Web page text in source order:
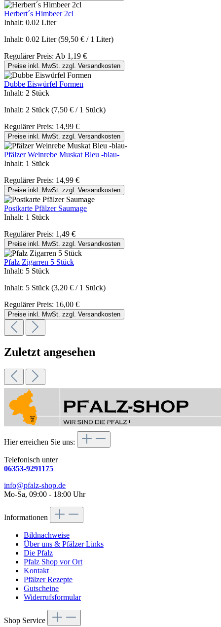
Herbert´s Himbeer 2cl
Inhalt: 0.02 Liter
Inhalt: 0.02 Liter(59,50 € / 1 Liter)
Regulärer Preis: Ab 1,19 €
Preise inkl. MwSt. zzgl. Versandkosten
Dubbe Eiswürfel Formen
Inhalt: 2 Stück
Inhalt: 2 Stück (7,50 € / 1 Stück)
Regulärer Preis: 14,99 €
Preise inkl. MwSt. zzgl. Versandkosten
Pfälzer Weinrebe Muskat Bleu -blau-
Inhalt: 1 Stück
Regulärer Preis: 14,99 €
Preise inkl. MwSt. zzgl. Versandkosten
Postkarte Pfälzer Saumage
Inhalt: 1 Stück
Regulärer Preis: 1,49 €
Preise inkl. MwSt. zzgl. Versandkosten
Pfalz Zigarren 5 Stück
Inhalt: 5 Stück
Inhalt: 5 Stück (3,20 € / 1 Stück)
Regulärer Preis: 16,00 €
Preise inkl. MwSt. zzgl. Versandkosten
Zuletzt angesehen
Hier erreichen Sie uns:
Telefonisch unter
06353-9291175
info@pfalz-shop.de
Mo-Sa, 09:00 - 18:00 Uhr
Informationen
Bildnachweise
Über uns & Pfälzer Links
Die Pfalz
Pfalz Shop vor Ort
Kontakt
Pfälzer Rezepte
Gutscheine
Widerrufsformular
Shop Service